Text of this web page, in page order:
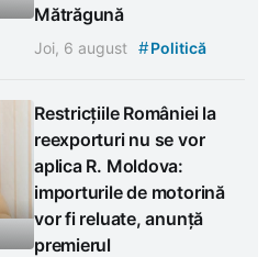
Mătrăgună
Joi, 6 august #Politică
Restricțiile României la
reexporturi nu se vor
aplica R. Moldova:
importurile de motorină
vor fi reluate, anunță
premierul